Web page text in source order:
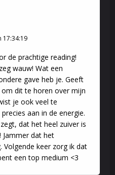
17:34:19
de prachtige reading!
wauw! Wat een
gave heb je. Geeft
dit te horen over mijn
je ook veel te
aan in de energie.
dat het heel zuiver is
Jammer dat het
Volgende keer zorg ik dat
een top medium <3